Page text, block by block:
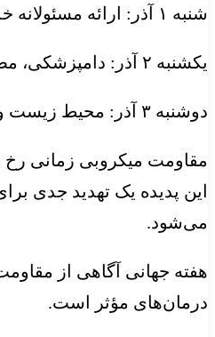
شنبه ۱ آذر: ارائه مسئولانه خدمات سلامت و مدیریت مصرف برای حفظ اثربخشی داروهای ضدمیکروبی
یکشنبه ۲ آذر: دامپزشکی، مصرف مسئولانه برای حفظ اثربخشی داروهای ضدمیکروبی
دوشنبه ۳ آذر: محیط زیست و مدیریت پسماند برای حفظ اثربخشی داروهای ضدمیکروبی
مقاومت میکروبی زمانی رخ
این پدیده یک تهدید جدی
می‌شود.
هفته جهانی آگاهی از
درمان‌های مؤثر است.